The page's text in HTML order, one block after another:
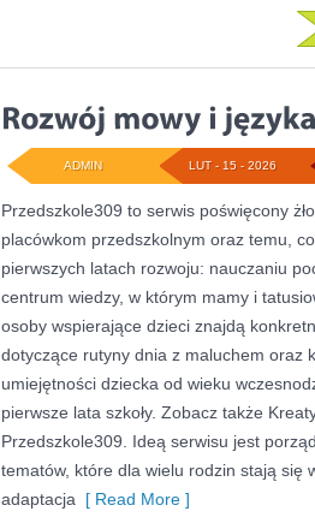
LUT - 15 - 2026
ADMIN
Przedszkole309 to serwis poświęcony
placówkom przedszkolnym oraz temu,
pierwszych latach rozwoju: nauczaniu
centrum wiedzy, w którym mamy i
osoby wspierające dzieci znajdą
dotyczące rutyny dnia z maluchem oraz
umiejętności dziecka od wieku
pierwsze lata szkoły. Zobacz także
Przedszkole309. Ideą serwisu jest
tematów, które dla wielu rodzin stają się
adaptacja [ Read More ]